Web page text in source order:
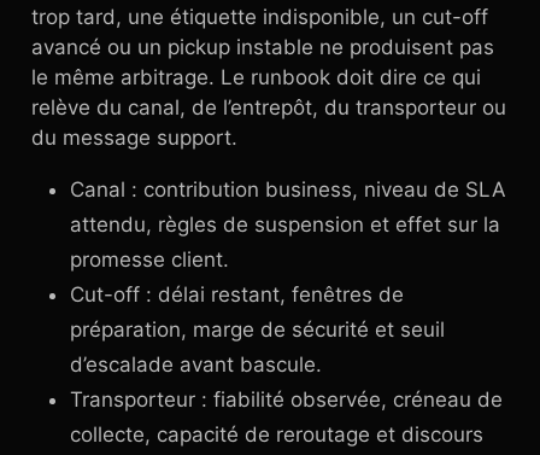
trop tard, une étiquette indisponible, un cut-off
avancé ou un pickup instable ne produisent pas
le même arbitrage. Le runbook doit dire ce qui
relève du canal, de l’entrepôt, du transporteur ou
du message support.
Canal : contribution business, niveau de SLA
attendu, règles de suspension et effet sur la
promesse client.
Cut-off : délai restant, fenêtres de
préparation, marge de sécurité et seuil
d’escalade avant bascule.
Transporteur : fiabilité observée, créneau de
collecte, capacité de reroutage et discours